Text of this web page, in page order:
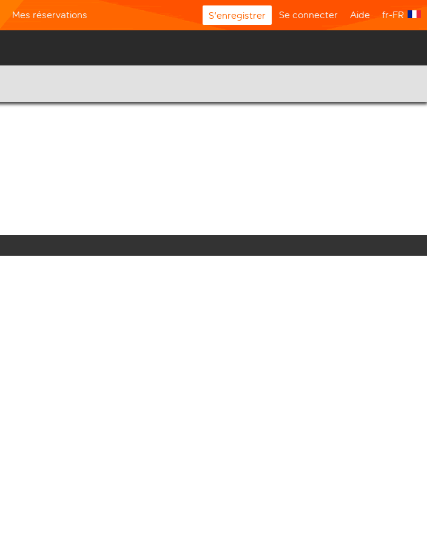
Mes réservations S'enregistrer Se connecter Aide fr-FR